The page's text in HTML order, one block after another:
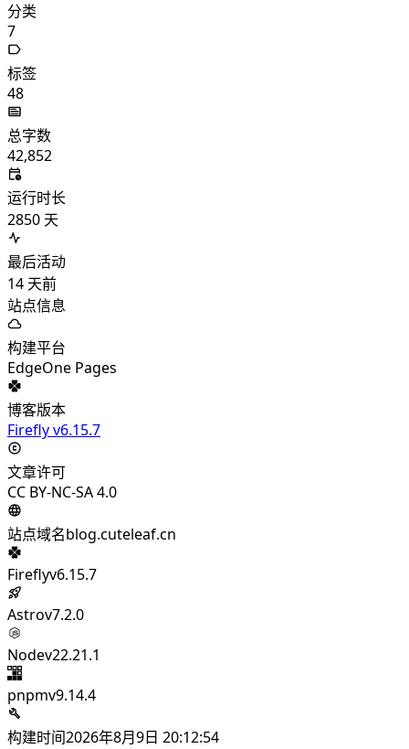
分类
7
标签
48
总字数
42,852
运行时长
2850 天
最后活动
14 天前
站点信息
构建平台
EdgeOne Pages
博客版本
Firefly v6.15.7
文章许可
CC BY-NC-SA 4.0
站点域名blog.cuteleaf.cn
Fireflyv6.15.7
Astrov7.2.0
Nodev22.21.1
pnpmv9.14.4
构建时间2026年8月9日 20:12:54